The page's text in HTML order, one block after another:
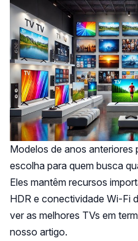
Modelos de anos anteriores
escolha para quem busca
Eles mantêm recursos
HDR e conectividade Wi-Fi
ver as melhores TVs em
nosso artigo.